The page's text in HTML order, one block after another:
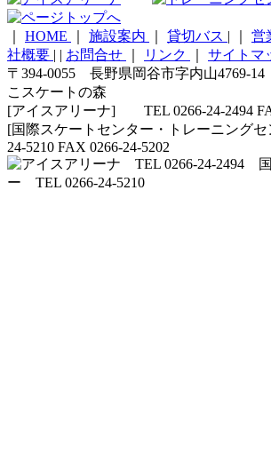
HOME 施設案内 貸切バス | 営
社概要 | | お問合せ リンク サイトマ
〒394-0055 長野県岡谷市字内山4769-
こスケートの森
[アイスアリーナ] TEL 0266-24-2494
[国際スケートセンター・トレーニング
24-5210 FAX 0266-24-5202